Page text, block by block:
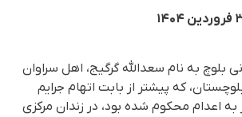
بلوچ بە نام سعدالله گرگیج، اهل سراوان
که پیشتر از بابت اتهام جرایم
به اعدام محکوم شده بود، در زندان مرکزی